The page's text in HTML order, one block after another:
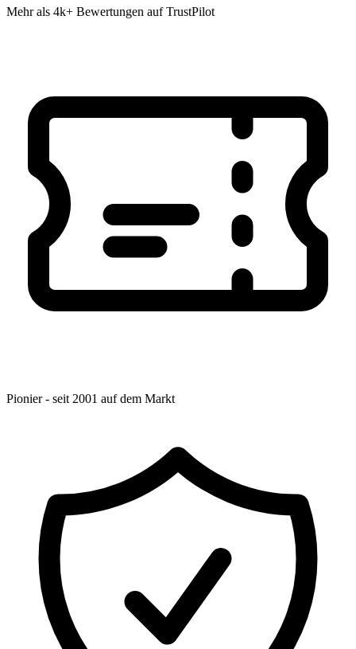
Mehr als 4k+ Bewertungen auf TrustPilot
Pionier - seit 2001 auf dem Markt